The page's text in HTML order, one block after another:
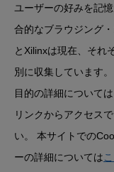
ユーザーの好みを記
合的なブラウジング
とXilinxは現在、それ
別に収集しています
目的の詳細について
リンクからアクセス
い。 本サイトでの
ーの詳細については